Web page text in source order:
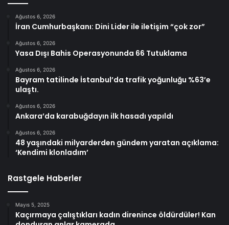
Ağustos 6, 2026
İran Cumhurbaşkanı: Dini Lider ile iletişim “çok zor”
Ağustos 6, 2026
Yasa Dışı Bahis Operasyonunda 66 Tutuklama
Ağustos 6, 2026
Bayram tatilinde İstanbul’da trafik yoğunluğu %63’e
ulaştı.
Ağustos 6, 2026
Ankara’da karabuğdayın ilk hasadı yapıldı
Ağustos 6, 2026
48 yaşındaki milyarderden gündem yaratan açıklama:
‘Kendimi klonladım’
Rastgele Haberler
Mayıs 5, 2025
Kaçırmaya çalıştıkları kadın direnince öldürdüler! Kan